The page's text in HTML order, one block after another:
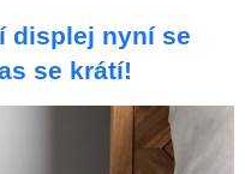
displej nyní se
se krátí!